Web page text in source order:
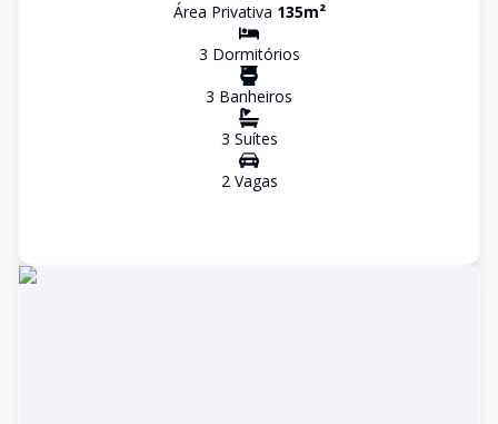
Área Privativa 135m²
3 Dormitórios
3 Banheiros
3 Suítes
2Vagas